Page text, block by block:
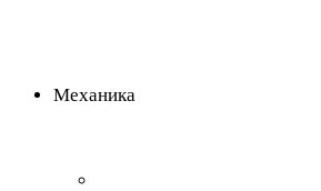
Механика